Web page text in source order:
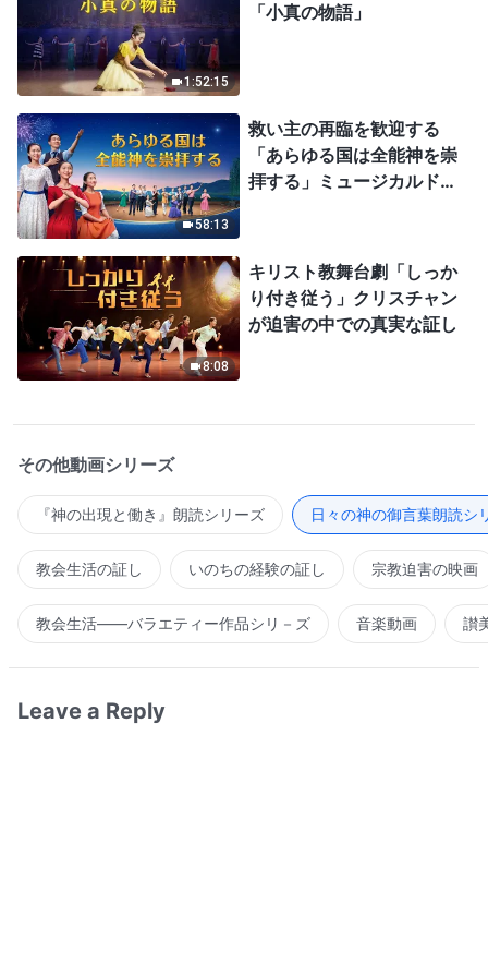
1:52:15
「小真の物語」
58:13
救い主の再臨を歓迎する
「あらゆる国は全能神を崇
拝する」ミュージカルドラ
8:08
キリスト教舞台劇「しっか
り付き従う」クリスチャン
が迫害の中での真実な証し
その他動画シリーズ
『神の出現と働き』朗読シリーズ 日々の神の御言葉朗読シ
教会生活の証し いのちの経験の証し 宗教迫害の映画
教会生活――バラエティー作品シリ－ズ 音楽動画 讃
Leave a Reply